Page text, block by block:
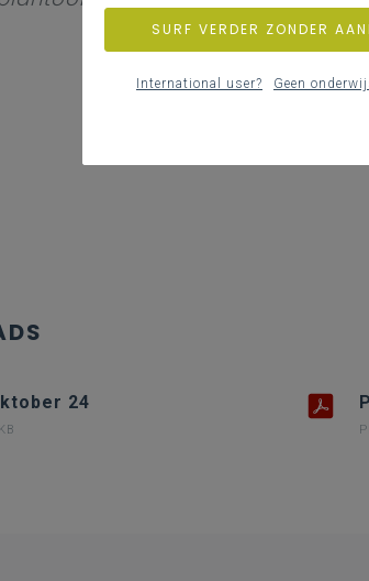
24
SURF VERDER ZONDER
International user? Geen